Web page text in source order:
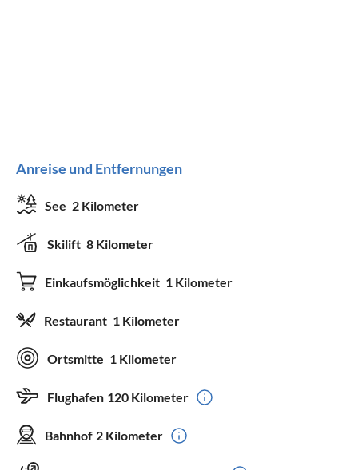
Anreise und Entfernungen
See 2 Kilometer
Skilift 8 Kilometer
Einkaufsmöglichkeit 1 Kilometer
Restaurant 1 Kilometer
Ortsmitte 1 Kilometer
Flughafen 120 Kilometer
Bahnhof 2 Kilometer